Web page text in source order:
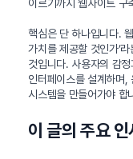
이르기까지 웹사이트 구
핵심은 단 하나입니다.
가치를 제공할 것인가’
것입니다. 사용자의 감
인터페이스를 설계하며,
시스템을 만들어가야 합
이 글의 주요